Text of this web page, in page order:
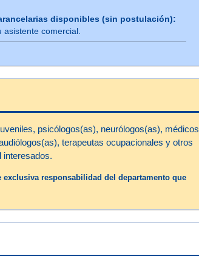
disponibles (sin postulación):
asistente comercial.
psicólogos(as), neurólogos(as), médicos
terapeutas ocupacionales y otros
interesados.
responsabilidad del departamento que